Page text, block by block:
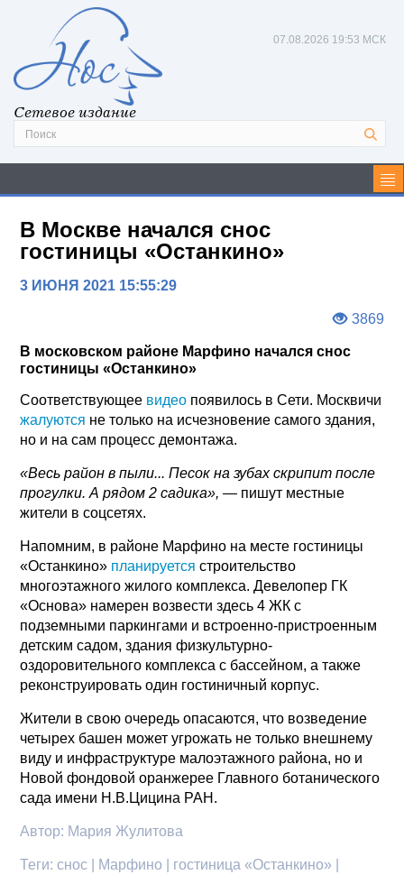
Сетевое издание
07.08.2026 19:53 МСК
В Москве начался снос
гостиницы «Останкино»
3 ИЮНЯ 2021 15:55:29
3869
В московском районе Марфино начался снос
гостиницы «Останкино»
Соответствующее видео появилось в Сети. Москвичи
жалуются не только на исчезновение самого здания,
но и на сам процесс демонтажа.
«Весь район в пыли... Песок на зубах скрипит после
прогулки. А рядом 2 садика», — пишут местные
жители в соцсетях.
Напомним, в районе Марфино на месте гостиницы
«Останкино» планируется строительство
многоэтажного жилого комплекса. Девелопер ГК
«Основа» намерен возвести здесь 4 ЖК с
подземными паркингами и встроенно-пристроенным
детским садом, здания физкультурно-
оздоровительного комплекса с бассейном, а также
реконструировать один гостиничный корпус.
Жители в свою очередь опасаются, что возведение
четырех башен может угрожать не только внешнему
виду и инфраструктуре малоэтажного района, но и
Новой фондовой оранжерее Главного ботанического
сада имени Н.В.Цицина РАН.
Автор: Мария Жулитова
Теги:снос | Марфино | гостиница «Останкино» |